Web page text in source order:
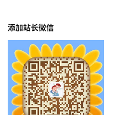
添加站长微信